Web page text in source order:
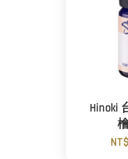
Hinoki